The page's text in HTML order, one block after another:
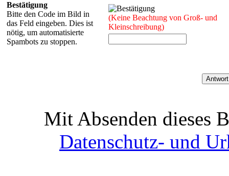
Bestätigung
Bitte den Code im Bild in
das Feld eingeben. Dies ist
nötig, um automatisierte
Spambots zu stoppen.
(Keine Beachtung von Groß- und
Kleinschreibung)
Mit Absenden dieses
Datenschutz- und